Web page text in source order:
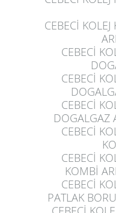
CEBECİ
CEBECİ
CEBECİ
CEBECİ
DOGALGAZ
CEBECİ
CEBECİ
KOMBİ
CEBECİ
PATLAK